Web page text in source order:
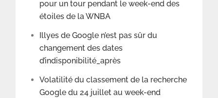
pour un tour pendant le week-end des
étoiles de la WNBA
Illyes de Google n’est pas sûr du
changement des dates
d’indisponibilité_après
Volatilité du classement de la recherche
Google du 24 juillet au week-end